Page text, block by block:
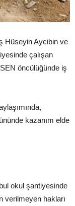
Hüseyin Aycibin ve
çalışan
öncülüğünde iş
kazanım elde
okul şantiyesinde
verilmeyen hakları